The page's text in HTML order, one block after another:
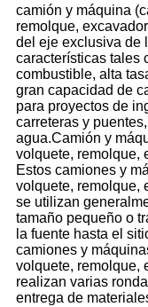
camión y máquina
remolque,
del eje exclusiva de
características tales
combustible, alta
gran capacidad de
para proyectos de
carreteras y
agua.Camión y
volquete, remolque,
Estos camiones y
volquete, remolque,
se utilizan
tamaño pequeño o
la fuente hasta el
camiones y
volquete, remolque,
realizan varias
entrega de